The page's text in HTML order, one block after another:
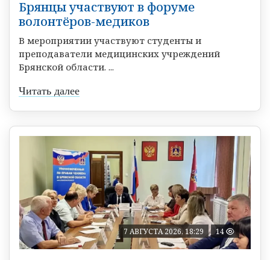
Брянцы участвуют в форуме
волонтёров-медиков
В мероприятии участвуют студенты и
преподаватели медицинских учреждений
Брянской области. ...
Читать далее
7 АВГУСТА 2026, 18:29 14